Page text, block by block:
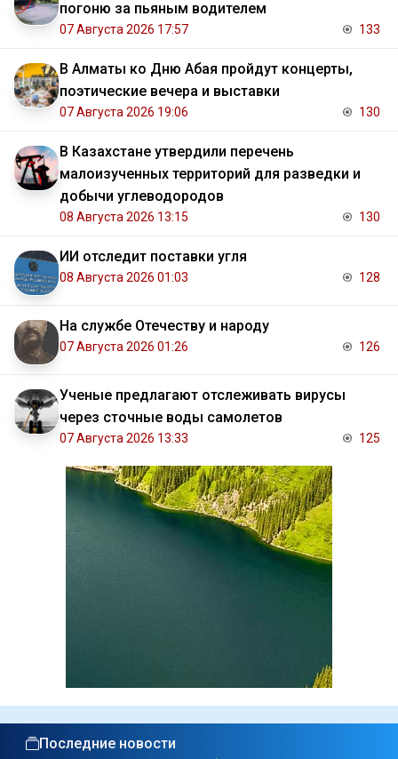
погоню за пьяным водителем
07 Августа 2026 17:57 133
В Алматы ко Дню Абая пройдут концерты,
поэтические вечера и выставки
07 Августа 2026 19:06 130
В Казахстане утвердили перечень
малоизученных территорий для разведки и
добычи углеводородов
08 Августа 2026 13:15 130
ИИ отследит поставки угля
08 Августа 2026 01:03 128
На службе Отечеству и народу
07 Августа 2026 01:26 126
Ученые предлагают отслеживать вирусы
через сточные воды самолетов
07 Августа 2026 13:33 125
Последние новости